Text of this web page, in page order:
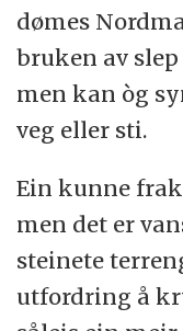
dømes
bruken av
men kan òg
veg eller sti.
Ein kunne
men det er
steinete
utfordring å